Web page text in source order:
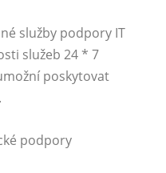
služby podpory IT
služeb 24 * 7
poskytovat